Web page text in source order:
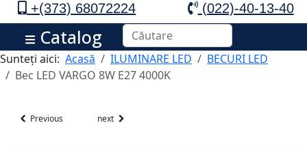
+(373) 68072224 (022)-40-13-40
Catalog
Sunteți aici: Acasă ILUMINARE LED
BECURI LED
Bec LED VARGO 8W E27 4000K
Previous next